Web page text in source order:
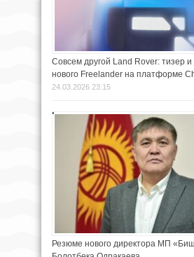
Совсем другой Land Rover: тизер
нового Freelander на платформе
24.03.2026 23:15
Резюме нового директора МП